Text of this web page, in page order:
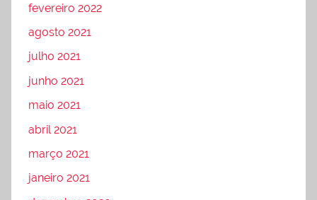
fevereiro 2022
agosto 2021
julho 2021
junho 2021
maio 2021
abril 2021
março 2021
janeiro 2021